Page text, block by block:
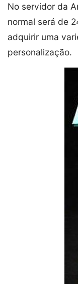
No servidor da
normal será de
adquirir uma
personalização.